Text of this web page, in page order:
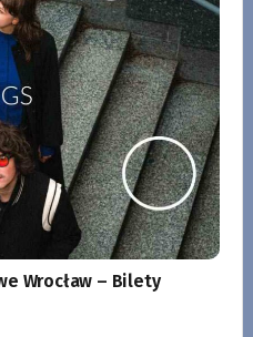
Wrocław – Bilety